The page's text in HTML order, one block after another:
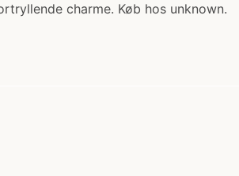
charme. Køb hos unknown.